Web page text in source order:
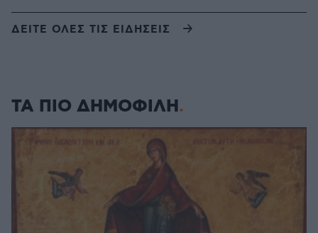
ΔΕΙΤΕ ΟΛΕΣ ΤΙΣ ΕΙΔΗΣΕΙΣ
ΤΑ ΠΙΟ ΔΗΜΟΦΙΛΗ